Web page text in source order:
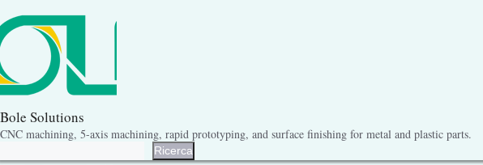
al
contenuto
Bole Solutions
CNC machining, 5-axis machining, rapid prototyping, and surface finishing for metal and plastic parts.
Ricerca